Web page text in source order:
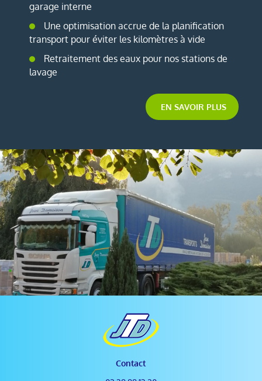
garage interne
Une optimisation accrue de la planification
transport pour éviter les kilomètres à vide
Retraitement des eaux pour nos stations de
lavage
EN SAVOIR PLUS
Contact